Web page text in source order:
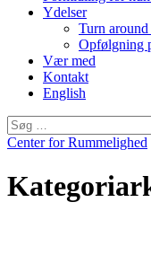
Ydelser
Turn
Opfølgning
Vær med
Kontakt
English
Søg
efter:
Center for Rummelighed